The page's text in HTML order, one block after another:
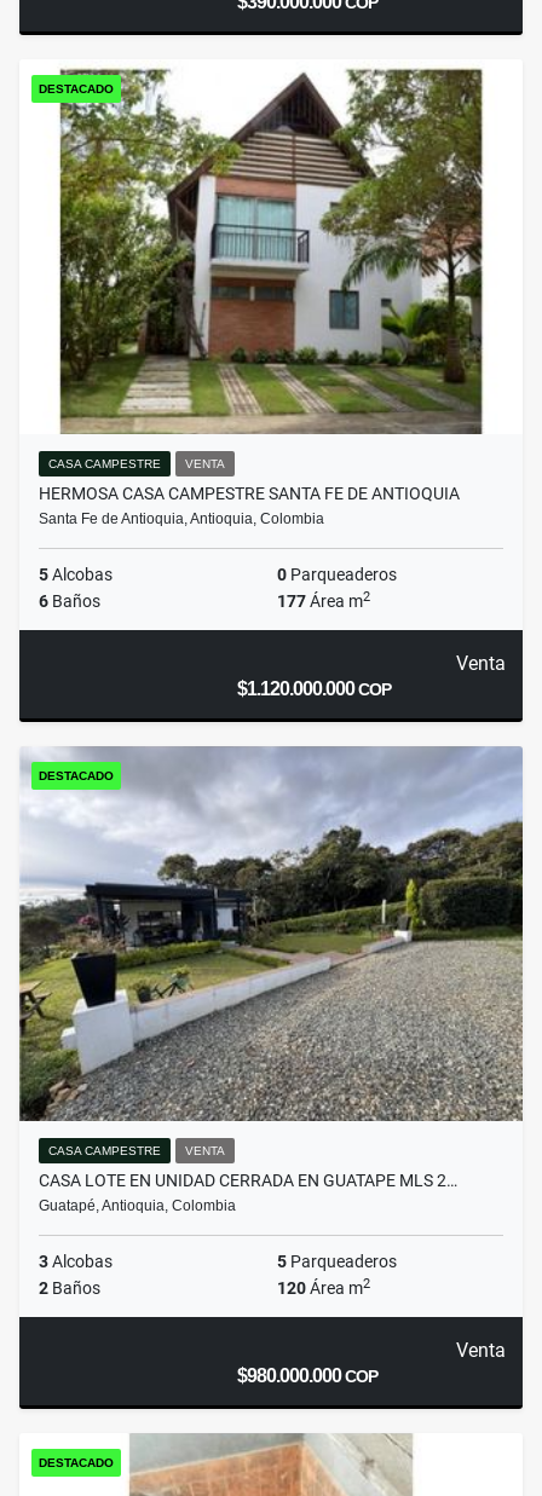
DESTACADO
CASA CAMPESTRE VENTA
HERMOSA CASA CAMPESTRE SANTA FE DE ANTIOQUIA
Santa Fe de Antioquia, Antioquia, Colombia
5Alcobas 0 Parqueaderos
6 Baños 177Área m2
Venta
$1.120.000.000COP
DESTACADO
CASA CAMPESTRE VENTA
CASA LOTE EN UNIDAD CERRADA EN GUATAPE MLS 2…
Guatapé, Antioquia, Colombia
3Alcobas 5 Parqueaderos
2 Baños 120Área m2
Venta
$980.000.000COP
DESTACADO